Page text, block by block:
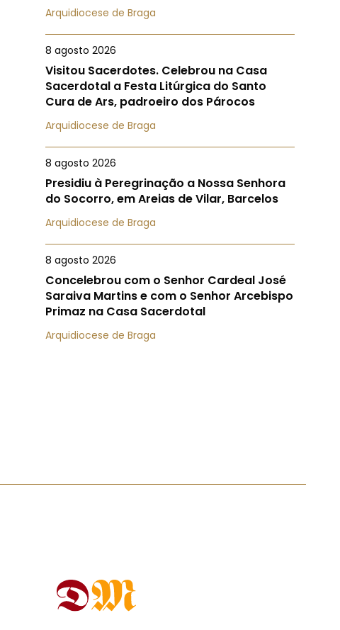
Arquidiocese de Braga
8 agosto 2026
Visitou Sacerdotes. Celebrou na Casa
Sacerdotal a Festa Litúrgica do Santo
Cura de Ars, padroeiro dos Párocos
Arquidiocese de Braga
8 agosto 2026
Presidiu à Peregrinação a Nossa Senhora
do Socorro, em Areias de Vilar, Barcelos
Arquidiocese de Braga
8 agosto 2026
Concelebrou com o Senhor Cardeal José
Saraiva Martins e com o Senhor Arcebispo
Primaz na Casa Sacerdotal
Arquidiocese de Braga